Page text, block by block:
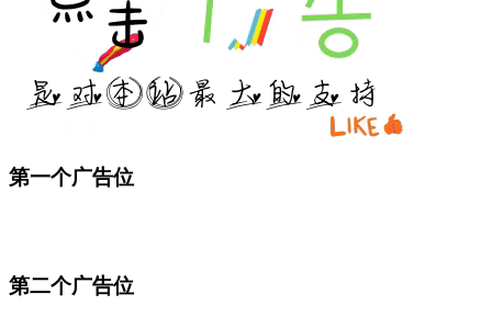
第一个广告位
第二个广告位